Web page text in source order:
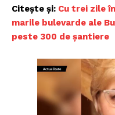
Citește și: Cu trei zile
marile bulevarde ale
peste 300 de şantiere